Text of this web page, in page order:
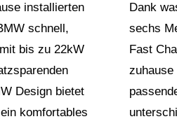
installierten
schnell,
bis zu 22kW
Design bietet
komfortables
Dank
sechs
Fast